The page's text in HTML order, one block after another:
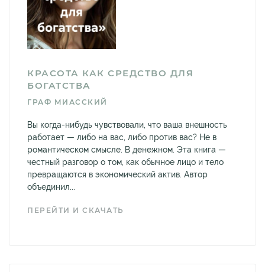
КРАСОТА КАК СРЕДСТВО ДЛЯ
БОГАТСТВА
ГРАФ МИАССКИЙ
Вы когда-нибудь чувствовали, что ваша внешность
работает — либо на вас, либо против вас? Не в
романтическом смысле. В денежном. Эта книга —
честный разговор о том, как обычное лицо и тело
превращаются в экономический актив. Автор
объединил...
ПЕРЕЙТИ И СКАЧАТЬ